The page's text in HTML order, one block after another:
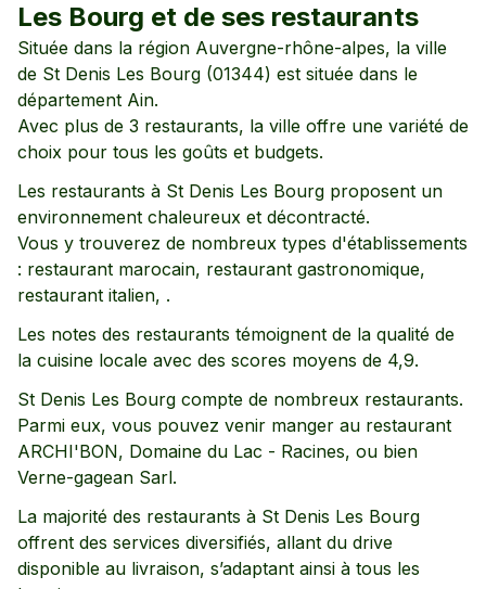
Les Bourg et de ses restaurants
Située dans la région Auvergne-rhône-alpes, la ville
de St Denis Les Bourg (01344) est située dans le
département Ain.
Avec plus de 3 restaurants, la ville offre une variété de
choix pour tous les goûts et budgets.
Les restaurants à St Denis Les Bourg proposent un
environnement chaleureux et décontracté.
Vous y trouverez de nombreux types d'établissements
: restaurant marocain, restaurant gastronomique,
restaurant italien, .
Les notes des restaurants témoignent de la qualité de
la cuisine locale avec des scores moyens de 4,9.
St Denis Les Bourg compte de nombreux restaurants.
Parmi eux, vous pouvez venir manger au restaurant
ARCHI'BON, Domaine du Lac - Racines, ou bien
Verne-gagean Sarl.
La majorité des restaurants à St Denis Les Bourg
offrent des services diversifiés, allant du drive
disponible au livraison, s’adaptant ainsi à tous les